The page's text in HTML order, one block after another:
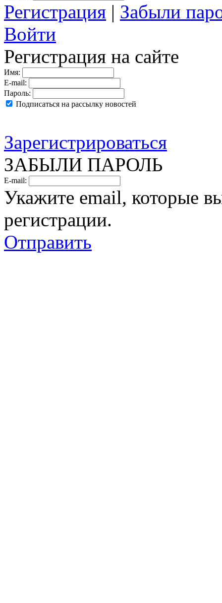
Регистрация | Забыли
Войти
Регистрация на сайте
Имя:
E-mail:
Пароль:
Подписаться на рассылку новостей
Зарегистрироваться
ЗАБЫЛИ ПАРОЛЬ
E-mail:
Укажите email, которые
регистрации.
Отправить